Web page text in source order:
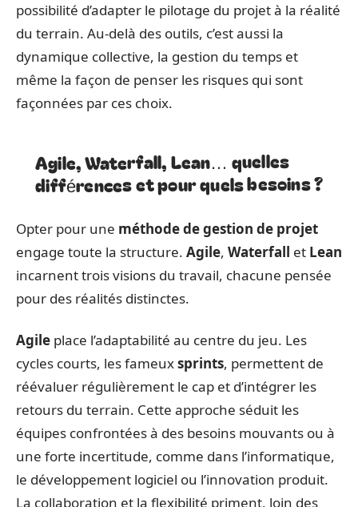
possibilité d’adapter le pilotage du projet à la réalité
du terrain. Au-delà des outils, c’est aussi la
dynamique collective, la gestion du temps et
même la façon de penser les risques qui sont
façonnées par ces choix.
Agile, Waterfall, Lean… quelles
différences et pour quels besoins ?
Opter pour une méthode de gestion de projet
engage toute la structure. Agile, Waterfall et Lean
incarnent trois visions du travail, chacune pensée
pour des réalités distinctes.
Agile place l’adaptabilité au centre du jeu. Les
cycles courts, les fameuxsprints, permettent de
réévaluer régulièrement le cap et d’intégrer les
retours du terrain. Cette approche séduit les
équipes confrontées à des besoins mouvants ou à
une forte incertitude, comme dans l’informatique,
le développement logiciel ou l’innovation produit.
La collaboration et la flexibilité priment, loin des